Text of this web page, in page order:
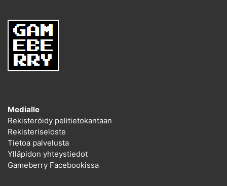
Medialle
Rekisteröidy pelitietokantaan
Rekisteriseloste
Tietoa palvelusta
Ylläpidon yhteystiedot
Gameberry Facebookissa